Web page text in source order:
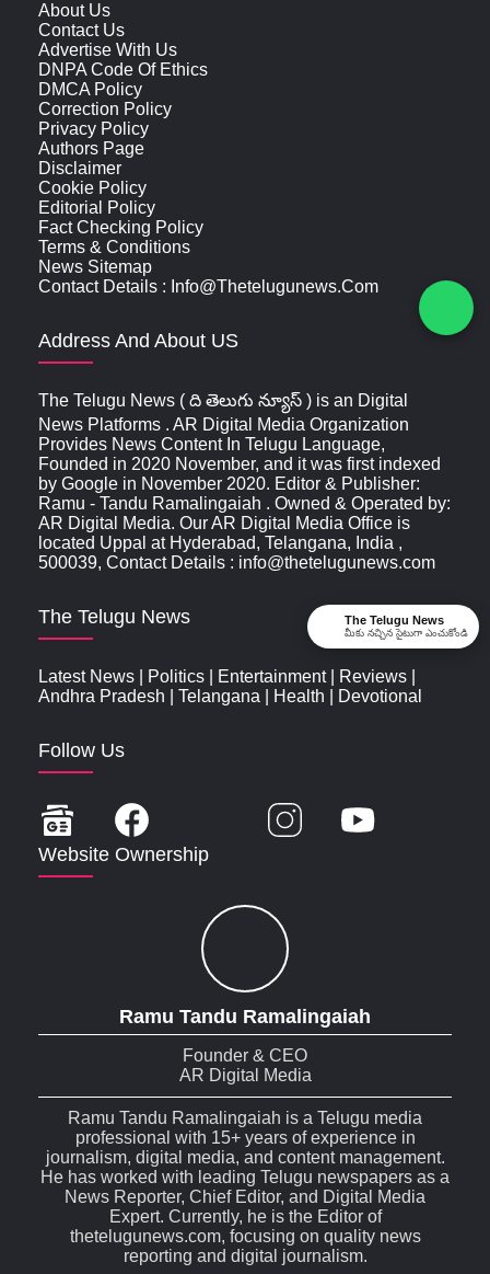
About Us
Contact Us
Advertise With Us
DNPA Code Of Ethics
DMCA Policy
Correction Policy
Privacy Policy
Authors Page
Disclaimer
Cookie Policy
Editorial Policy
Fact Checking Policy
Terms & Conditions
News Sitemap
Contact Details : Info@thetelugunews.com
Address And About US
The Telugu News ( ది తెలుగు న్యూస్‌ ) is an Digital
News Platforms . AR Digital Media Organization
Provides News Content In Telugu Language,
Founded in 2020 November, and it was first indexed
by Google in November 2020. Editor & Publisher:
Ramu - Tandu Ramalingaiah . Owned & Operated by:
AR Digital Media. Our AR Digital Media Office is
located Uppal at Hyderabad, Telangana, India ,
500039, Contact Details : info@thetelugunews.com
The Telugu News
Latest News Politics Entertainment| Reviews
Andhra Pradesh
Telangana Health Devotional
Follow Us
Website Ownership
Ramu Tandu Ramalingaiah
Founder & CEO
AR Digital Media
Ramu Tandu Ramalingaiah is a Telugu media
professional with 15+ years of experience in
journalism, digital media, and content management.
He has worked with leading Telugu newspapers as a
News Reporter, Chief Editor, and Digital Media
Expert. Currently, he is the Editor of
thetelugunews.com, focusing on quality news
reporting and digital journalism.
The Telugu News
మీకు నచ్చిన సైటుగా ఎంచుకోండి